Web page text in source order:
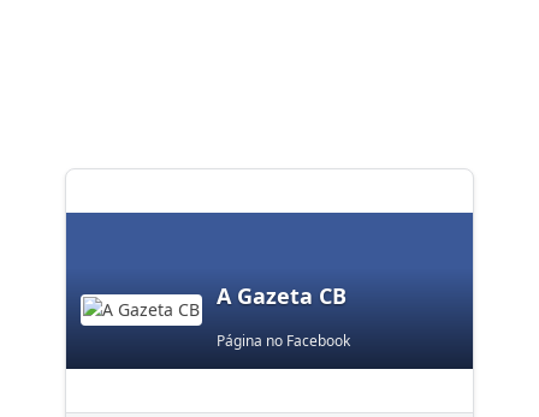
A Gazeta CB
Página no Facebook